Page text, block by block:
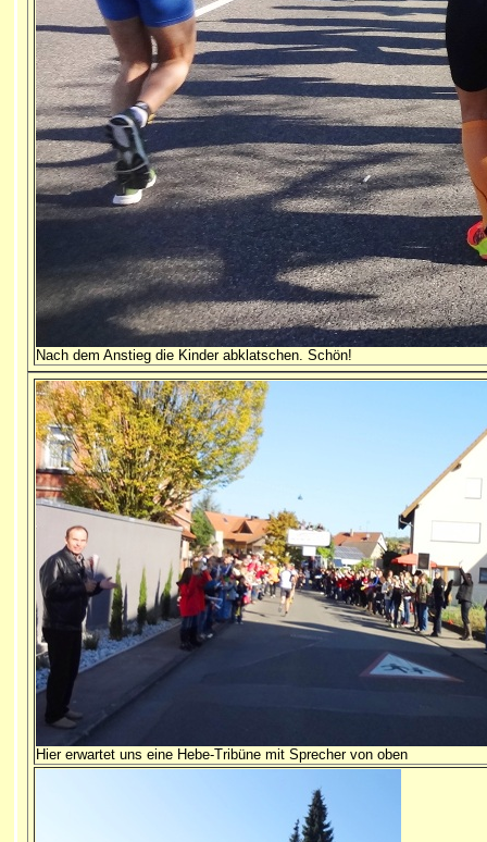
Nach dem Anstieg die Kinder abklatschen. Schön!
Hier erwartet uns eine Hebe-Tribüne mit Sprecher von oben